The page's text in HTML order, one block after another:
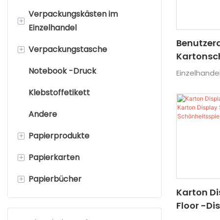
+
Verpackungskästen im
Einzelhandel
Benutzerdefinierte
+ Verpackungstasche
Papiertüte
Plastikverpackungsbeutel
Stoffbeutel
Schultasche
Notebook -Druck
Klebstoffetikett
Andere
+ Papierprodukte
Flyer und Broschüren
Notizblöcke
Haftnotizen
+ Papierkarten
Anhänger
Postkarten
+ Papierbücher
Kinder-Pappbilderbücher
Für
Karton
Floor -